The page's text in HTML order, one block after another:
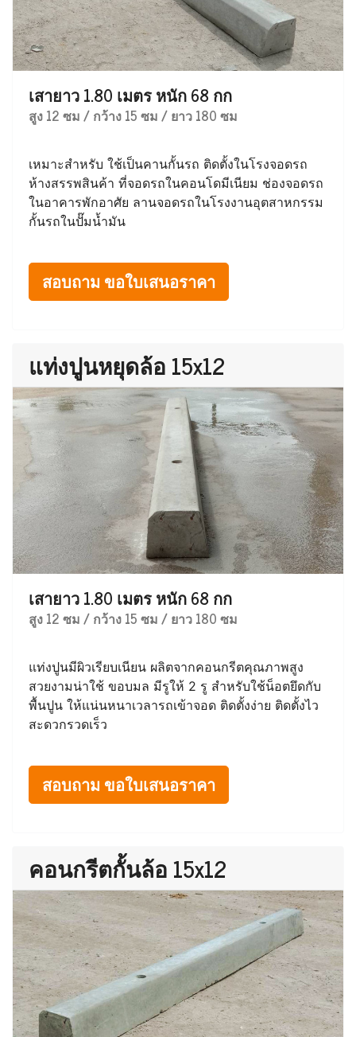
เสายาว 1.80 เมตร หนัก 68 กก
สูง 12 ซม / กว้าง 15 ซม / ยาว 180 ซม
เหมาะสำหรับ ใช้เป็นคานกั้นรถ ติดตั้งในโรงจอดรถ
ห้างสรรพสินค้า ที่จอดรถในคอนโดมีเนียม ช่องจอดรถ
ในอาคารพักอาศัย ลานจอดรถในโรงงานอุตสาหกรรม
กั้นรถในปั๊มน้ำมัน
สอบถาม ขอใบเสนอราคา
แท่งปูนหยุดล้อ 15x12
เสายาว 1.80 เมตร หนัก 68 กก
สูง 12 ซม / กว้าง 15 ซม / ยาว 180 ซม
แท่งปูนมีผิวเรียบเนียน ผลิตจากคอนกรีตคุณภาพสูง
สวยงามน่าใช้ ขอบมล มีรูให้ 2 รู สำหรับใช้น็อตยึดกับ
พื้นปูน ให้แน่นหนาเวลารถเข้าจอด ติดตั้งง่าย ติดตั้งไว
สะดวกรวดเร็ว
สอบถาม ขอใบเสนอราคา
คอนกรีตกั้นล้อ 15x12